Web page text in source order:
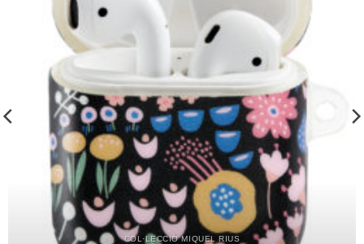
COL·LECCIÓ MIQUEL RIUS